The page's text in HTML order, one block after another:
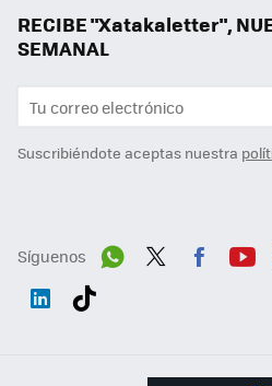
RECIBE "Xatakaletter",
SEMANAL
Suscribiéndote aceptas nuestra
Síguenos